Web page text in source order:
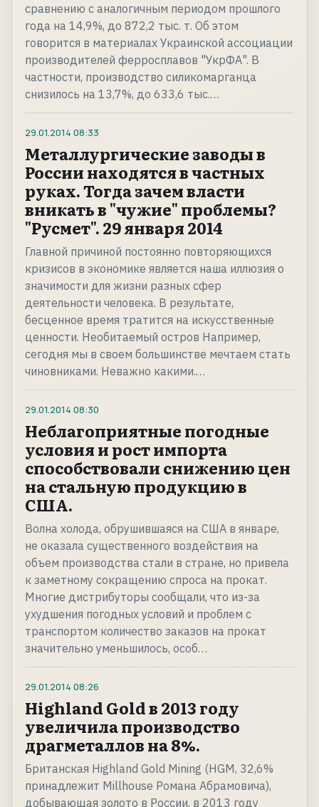
сравнению с аналогичным периодом прошлого
года на 14,9%, до 872,2 тыс. т. Об этом
говорится в материалах Украинской ассоциации
производителей ферросплавов "УкрФА". В
частности, производство силикомарганца
снизилось на 13,7%, до 633,6 тыс.…
29.01.2014 08:33
Металлургические заводы в
России находятся в частных
руках. Тогда зачем власти
вникать в "чужие" проблемы?
"Русмет". 29 января 2014
Главной причиной постоянно повторяющихся
кризисов в экономике является наша иллюзия о
значимости для жизни разных сфер
деятельности человека. В результате,
бесценное время тратится на искусственные
ценности. Необитаемый остров Например,
сегодня мы в своем большинстве мечтаем стать
чиновниками. Неважно какими.…
29.01.2014 08:30
Неблагоприятные погодные
условия и рост импорта
способствовали снижению цен
на стальную продукцию в
США.
Волна холода, обрушившаяся на США в январе,
не оказала существенного воздействия на
объем производства стали в стране, но привела
к заметному сокращению спроса на прокат.
Многие дистрибуторы сообщали, что из-за
ухудшения погодных условий и проблем с
транспортом количество заказов на прокат
значительно уменьшилось, особ…
29.01.2014 08:26
Highland Gold в 2013 году
увеличила производство
драгметаллов на 8%.
Британская Highland Gold Mining (HGM, 32,6%
принадлежит Millhouse Романа Абрамовича),
добывающая золото в России, в 2013 году